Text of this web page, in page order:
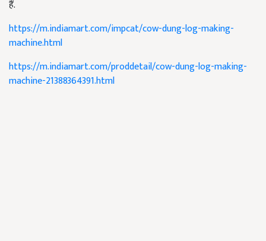
हैं.
https://m.indiamart.com/impcat/cow-dung-log-making-
machine.html
https://m.indiamart.com/proddetail/cow-dung-log-making-
machine-21388364391.html